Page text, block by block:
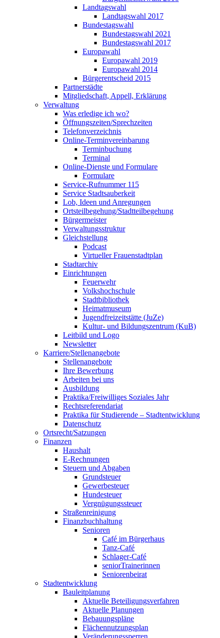
Landtagswahl
Landtagswahl 2017
Bundestagswahl
Bundestagswahl 2021
Bundestagswahl 2017
Europawahl
Europawahl 2019
Europawahl 2014
Bürgerentscheid 2015
Partnerstädte
Mitgliedschaft, Appell, Erklärung
Verwaltung
Was erledige ich wo?
Öffnungszeiten/Sprechzeiten
Telefonverzeichnis
Online-Terminvereinbarung
Terminbuchung
Terminal
Online-Dienste und Formulare
Formulare
Service-Rufnummer 115
Service Stadtsauberkeit
Lob, Ideen und Anregungen
Ortsteilbegehung/Stadtteilbegehung
Bürgermeister
Verwaltungsstruktur
Gleichstellung
Podcast
Virtueller Frauenstadtplan
Stadtarchiv
Einrichtungen
Feuerwehr
Volkshochschule
Stadtbibliothek
Heimatmuseum
Jugendfreizeitstätte (JuZe)
Kultur- und Bildungszentrum (KuB)
Leitbild und Logo
Newsletter
Karriere/Stellenangebote
Stellenangebote
Ihre Bewerbung
Arbeiten bei uns
Ausbildung
Praktika/Freiwilliges Soziales Jahr
Rechtsreferendariat
Praktika für Studierende – Stadtentwicklung
Datenschutz
Ortsrecht/Satzungen
Finanzen
Haushalt
E-Rechnungen
Steuern und Abgaben
Grundsteuer
Gewerbesteuer
Hundesteuer
Vergnügungssteuer
Straßenreinigung
Finanzbuchhaltung
Senioren
Café im Bürgerhaus
Tanz-Café
Schlager-Café
seniorTrainerinnen
Seniorenbeirat
Stadtentwicklung
Bauleitplanung
Aktuelle Beteiligungsverfahren
Aktuelle Planungen
Bebauungspläne
Flächennutzungsplan